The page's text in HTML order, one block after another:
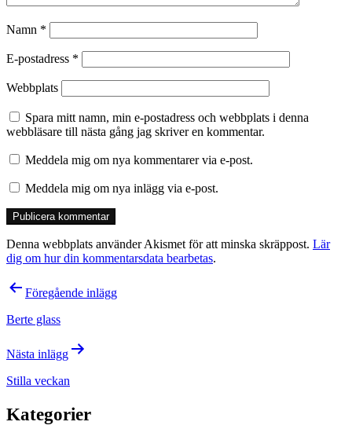
Namn *
E-postadress *
Webbplats
Spara mitt namn, min e-postadress och webbplats i denna
webbläsare till nästa gång jag skriver en kommentar.
Meddela mig om nya kommentarer via e-post.
Meddela mig om nya inlägg via e-post.
Denna webbplats använder Akismet för att minska skräppost. Lär
dig om hur din kommentarsdata bearbetas.
Inläggsnavigering
Föregående inlägg
Berte glass
Nästa inlägg
Stilla veckan
Kategorier